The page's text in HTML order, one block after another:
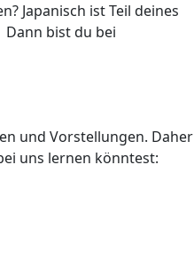
Japanisch ist Teil deines
bist du bei
und Vorstellungen. Daher
uns lernen könntest: